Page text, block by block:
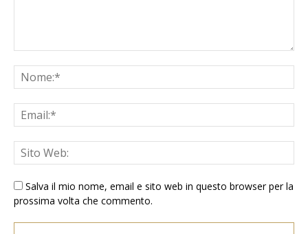
Salva il mio nome, email e sito web in questo browser per la
prossima volta che commento.